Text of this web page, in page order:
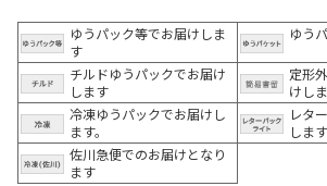
ゆうパック等でお届けしま
す
ゆう
チルドゆうパックでお届け
します
定形
けし
冷凍ゆうパックでお届けし
ます。
レタ
します
佐川急便でのお届けとなり
ます